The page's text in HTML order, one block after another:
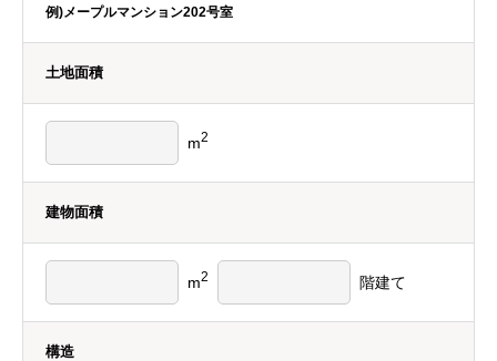
例)メープルマンション202号室
土地面積
m2
建物面積
m2 階建て
構造